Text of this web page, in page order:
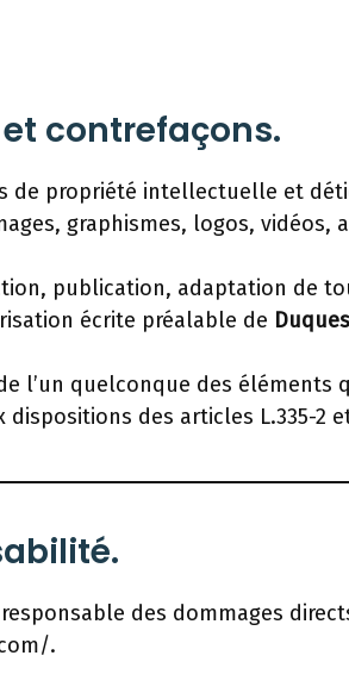
contrefaçons.
de propriété intellectuelle et
graphismes, logos, vidéos,
publication, adaptation de
écrite préalable de
l’un quelconque des éléments
des articles L.335-2
des dommages
.